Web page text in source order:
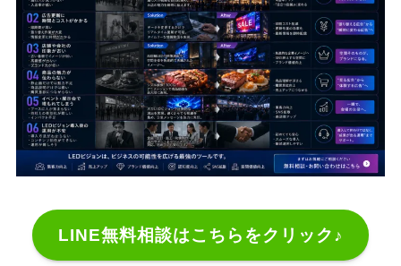
LINE無料相談はこちらをクリック♪